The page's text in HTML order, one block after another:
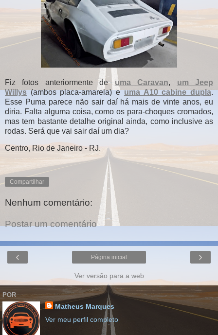
Fiz fotos anteriormente de uma Caravan, um Jeep
Willys(ambos placa-amarela) euma A10 cabine dupla.
Esse Puma parece não sair daí há mais de vinte anos, eu
diria. Falta alguma coisa, como os para-choques cromados,
mas tem bastante detalhe original ainda, como inclusive as
rodas. Será que vai sair daí um dia?
Centro, Rio de Janeiro - RJ.
Compartilhar
Nenhum comentário:
Postar um comentário
‹ ›
Página inicial
Ver versão para a web
POR
Matheus Marques
Ver meu perfil completo